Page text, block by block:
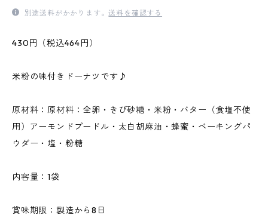
別途送料がかかります。送料を確認する
430円（税込464円）
米粉の味付きドーナツです♪
原材料：原材料：全卵・きび砂糖・米粉・バター（食塩不使
用）アーモンドプードル・太白胡麻油・蜂蜜・ベーキングパ
ウダー・塩・粉糖
内容量：1袋
賞味期限：製造から8日